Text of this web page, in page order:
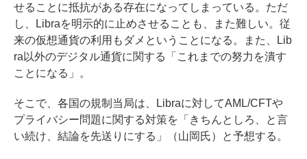
せることに抵抗がある存在になってしまっている。ただ
し、Libraを明示的に止めさせることも、また難しい。従
来の仮想通貨の利用もダメということになる。また、Lib
ra以外のデジタル通貨に関する「これまでの努力を潰す
ことになる」。
そこで、各国の規制当局は、Libraに対してAML/CFTや
プライバシー問題に関する対策を「きちんとしろ、と言
い続け、結論を先送りにする」（山岡氏）と予想する。